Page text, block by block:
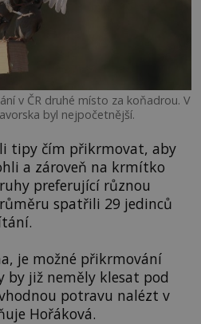
v ČR druhé místo za koňadrou. V
byl nejpočetnější.
tipy čím přikrmovat, aby
a zároveň na krmítko
preferující různou
spatřili 29 jedinců
je možné přikrmování
již neměly klesat pod
potravu nalézt v
Hořáková.